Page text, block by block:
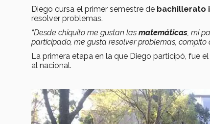
Diego cursa el primer semestre de bachillerato
resolver problemas.
“Desde chiquito me gustan las matemáticas , mi
participado, me gusta resolver problemas, compito
La primera etapa en la que Diego participó, fue
al nacional.